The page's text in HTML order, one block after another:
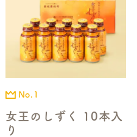
女王のしずく 10本入
り
No.1